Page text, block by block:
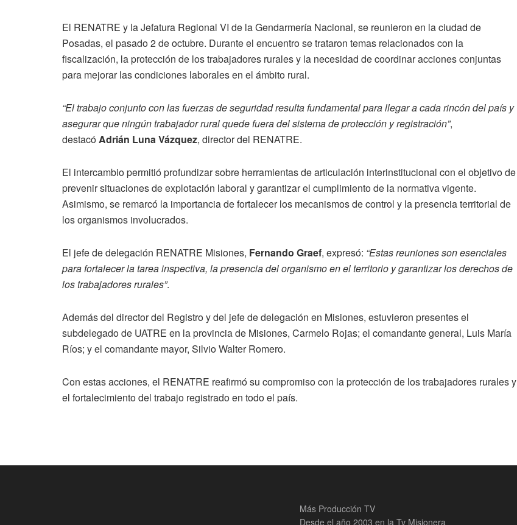
El RENATRE y la Jefatura Regional VI de la Gendarmería Nacional, se reunieron en la ciudad de
Posadas, el pasado 2 de octubre. Durante el encuentro se trataron temas relacionados con la
fiscalización, la protección de los trabajadores rurales y la necesidad de coordinar acciones conjuntas
para mejorar las condiciones laborales en el ámbito rural.
“El trabajo conjunto con las fuerzas de seguridad resulta fundamental para llegar a cada rincón del país y
asegurar que ningún trabajador rural quede fuera del sistema de protección y registración”,
destacóAdrián Luna Vázquez, director del RENATRE.
El intercambio permitió profundizar sobre herramientas de articulación interinstitucional con el objetivo de
prevenir situaciones de explotación laboral y garantizar el cumplimiento de la normativa vigente.
Asimismo, se remarcó la importancia de fortalecer los mecanismos de control y la presencia territorial de
los organismos involucrados.
El jefe de delegación RENATRE Misiones, Fernando Graef, expresó: “Estas reuniones son esenciales
para fortalecer la tarea inspectiva, la presencia del organismo en el territorio y garantizar los derechos de
los trabajadores rurales”.
Además del director del Registro y del jefe de delegación en Misiones, estuvieron presentes el
subdelegado de UATRE en la provincia de Misiones, Carmelo Rojas; el comandante general, Luis María
Ríos; y el comandante mayor, Silvio Walter Romero.
Con estas acciones, el RENATRE reafirmó su compromiso con la protección de los trabajadores rurales y
el fortalecimiento del trabajo registrado en todo el país.
Más Producción TV
Desde el año 2003 en la Tv Misionera